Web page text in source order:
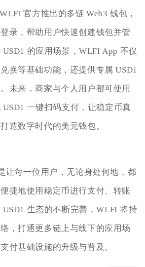
官方推出的多链 Web3 钱包，
录，帮助用户快速创建钱包并管
的应用场景，WLFI App 不仅
换等基础功能，还提供专属 USD1
未来，商家与个人用户都可使用
一键扫码支付，让稳定币真
造数字时代的美元钱包。
让每一位用户，无论身处何地，都
捷地使用稳定币进行支付、转账
生态的不断完善，WLFI 将持
，打通更多链上与线下的应用场
付基础设施的升级与普及。